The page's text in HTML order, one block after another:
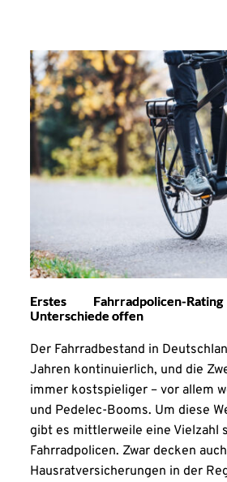
Erstes Fahrradpolicen-
Unterschiede offen
Der Fahrradbestand in
Jahren kontinuierlich, und die
immer kostspieliger – vor allem
und Pedelec-Booms. Um diese
gibt es mittlerweile eine Vielzahl
Fahrradpolicen. Zwar decken auch
Hausratversicherungen in der